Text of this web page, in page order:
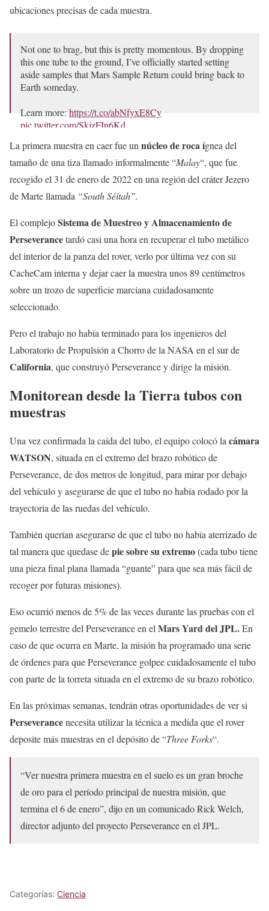
ubicaciones precisas de cada muestra.
Not one to brag, but this is pretty momentous. By dropping
this one tube to the ground, I’ve officially started setting
aside samples that Mars Sample Return could bring back to
Earth someday.
Learn more: https://t.co/abNfyxE8Cy
pic.twitter.com/SkjzFIn6Kd
— NASA's Perseverance Mars Rover (@NASAPersevere)
December 21, 2022
La primera muestra en caer fue un núcleo de roca ígnea del
tamaño de una tiza llamado informalmente “Malay“, que fue
recogido el 31 de enero de 2022 en una región del cráter Jezero
de Marte llamada “South Séítah”.
El complejoSistema de Muestreo y Almacenamiento de
Perseverancetardó casi una hora en recuperar el tubo metálico
del interior de la panza del rover, verlo por última vez con su
CacheCam interna y dejar caer la muestra unos 89 centímetros
sobre un trozo de superficie marciana cuidadosamente
seleccionado.
Pero el trabajo no había terminado para los ingenieros del
Laboratorio de Propulsión a Chorro de la NASA en el sur de
California, que construyó Perseverance y dirige la misión.
Monitorean desde la Tierratubos con
muestras
Una vez confirmada la caída del tubo, el equipo colocó lacámara
WATSON, situada en el extremo del brazo robótico de
Perseverance, de dos metros de longitud, para mirar por debajo
del vehículo y asegurarse de que el tubo no había rodado por la
trayectoria de las ruedas del vehículo.
También querían asegurarse de que el tubo no había aterrizado de
tal manera que quedase depie sobre su extremo(cada tubo tiene
una pieza final plana llamada “guante” para que sea más fácil de
recoger por futuras misiones).
Eso ocurrió menos de 5% de las veces durante las pruebas con el
gemelo terrestre del Perseverance en elMars Yard del JPL.En
caso de que ocurra en Marte, la misión ha programado una serie
de órdenes para que Perseverance golpee cuidadosamente el tubo
con parte de la torreta situada en el extremo de su brazo robótico.
En las próximas semanas, tendrán otras oportunidades de ver si
Perseverancenecesita utilizar la técnica a medida que el rover
deposite más muestras en el depósito de “Three Forks“.
“Ver nuestra primera muestra en el suelo es un gran broche
de oro para el período principal de nuestra misión, que
termina el 6 de enero”, dijo en un comunicado Rick Welch,
director adjunto del proyecto Perseverance en el JPL.
Categorías: Ciencia